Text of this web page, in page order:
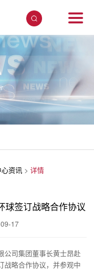
心资讯 > 详情
球签订战略合作协议
17
公司集团董事长黄士昂赴
战略合作协议，并参观中